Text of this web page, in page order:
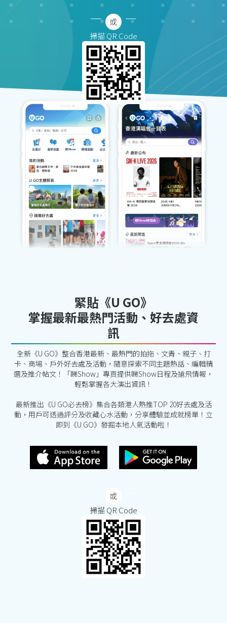
掃描 QR Code
緊貼《U GO》
掌握最新最熱門活動、好去處資
訊
全新《U GO》整合香港最新、最熱門的拍拖、文青、親子、打
卡、商場、戶外好去處及活動，隨意探索不同主題熱話、編輯精
選及推介帖文！「睇Show」專頁提供睇Show日程及搶飛情報，
輕鬆掌握各大演出資訊！
最新推出《U GO必去榜》集合各類港人熱推TOP 20好去處及活
動，用戶可透過評分及收藏心水活動，分享體驗並成就榜單！立
即到《U GO》發掘本地人氣活動啦！
掃描 QR Code